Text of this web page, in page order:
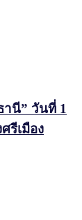
นี” วันที่ 1
รีเมือง